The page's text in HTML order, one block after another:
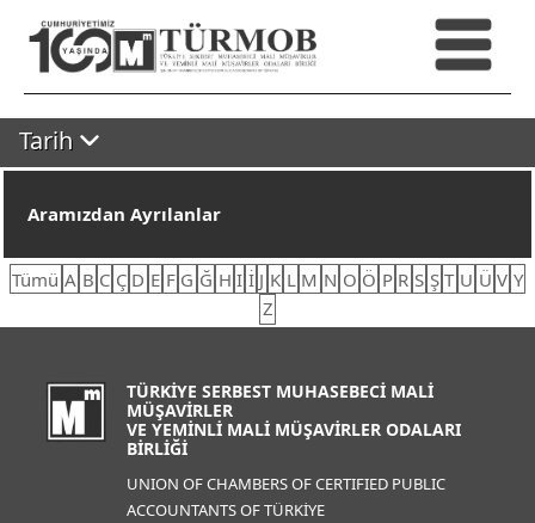
Tarih
Aramızdan Ayrılanlar
Tümü A B C Ç D E F G Ğ H I İ J K L M N O Ö P R S Ş T U Ü V Y
Z
TÜRKİYE SERBEST MUHASEBECİ MALİ
MÜŞAVİRLER
VE YEMİNLİ MALİ MÜŞAVİRLER ODALARI
BİRLİĞİ
UNION OF CHAMBERS OF CERTIFIED PUBLIC
ACCOUNTANTS OF TÜRKİYE